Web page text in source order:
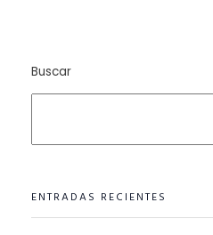
Buscar
ENTRADAS RECIENTES